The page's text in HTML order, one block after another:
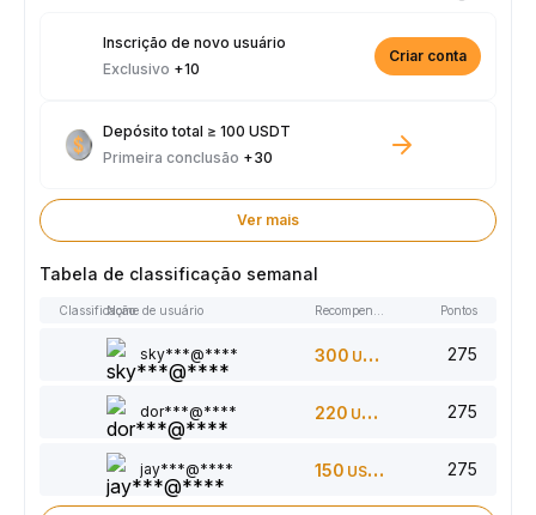
Inscrição de novo usuário
Exclusivo +10
Criar conta
Depósito total ≥ 100 USDT
Primeira conclusão +30
Ver mais
Tabela de classificação semanal
ClassificaçãoNome de usuário Pontos
sky***@**** 300 USDT 275
dor***@**** 220 USDT 275
jay***@**** 150 USDT 275